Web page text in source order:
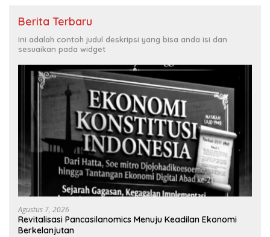
Berita Terbaru
Ini adalah contoh judul deskripsi yang bisa anda isi dan
sesuaikan pada widget
Agustus 7, 2026
Revitalisasi Pancasilanomics Menuju Keadilan Ekonomi
Berkelanjutan